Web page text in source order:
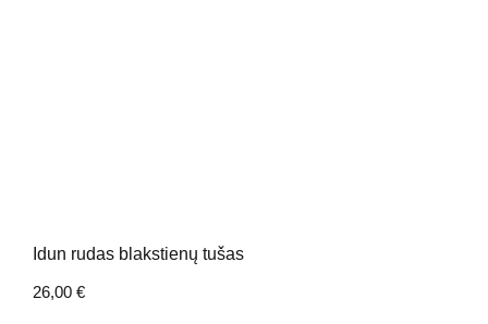
Idun rudas blakstienų tušas
26,00 €